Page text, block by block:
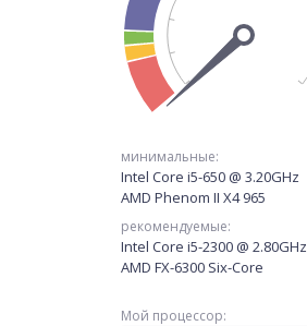
минимальные:
Intel Core i5-650 @ 3.20GHz
AMD Phenom II X4 965
рекомендуемые:
Intel Core i5-2300 @ 2.80GHz
AMD FX-6300 Six-Core
Мой процессор: